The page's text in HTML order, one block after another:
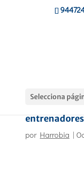
Selecciona
entrenadores
por Harrobia |